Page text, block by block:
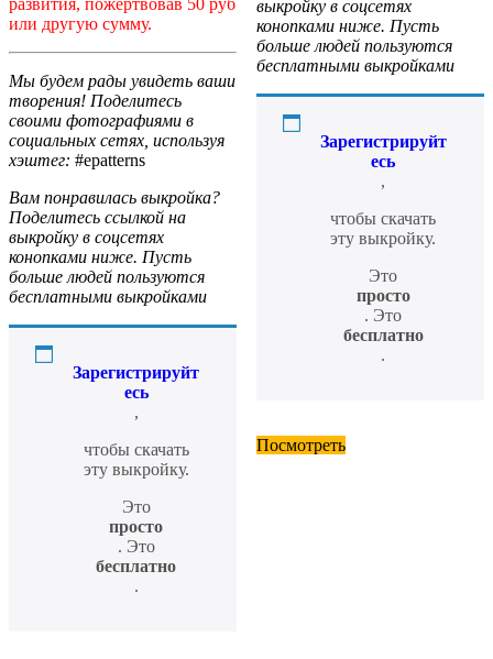
развития, пожертвовав 50 руб
или другую сумму.
Мы будем рады увидеть ваши
творения! Поделитесь
своими фотографиями в
социальных сетях, используя
хэштег: #epatterns
Вам понравилась выкройка?
Поделитесь ссылкой на
выкройку в соцсетях
конопками ниже. Пусть
больше людей пользуются
бесплатными выкройками
Зарегистрируйт
есь
,
чтобы скачать
эту выкройку.
Это
просто
. Это
бесплатно
.
выкройку в соцсетях
конопками ниже. Пусть
больше людей пользуются
бесплатными выкройками
Зарегистрируйт
есь
,
чтобы скачать
эту выкройку.
Это
просто
. Это
бесплатно
.
Посмотреть